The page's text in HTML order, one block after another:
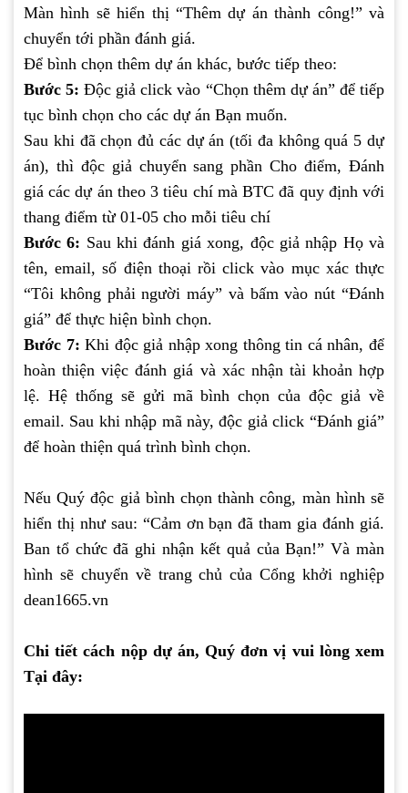
Màn hình sẽ hiển thị “Thêm dự án thành công!” và
chuyển tới phần đánh giá.
Để bình chọn thêm dự án khác, bước tiếp theo:
Bước 5:Độc giả click vào “Chọn thêm dự án” để tiếp
tục bình chọn cho các dự án Bạn muốn.
Sau khi đã chọn đủ các dự án (tối đa không quá 5 dự
án), thì độc giả chuyển sang phần Cho điểm, Đánh
giá các dự án theo 3 tiêu chí mà BTC đã quy định với
thang điểm từ 01-05 cho mỗi tiêu chí
Bước 6: Sau khi đánh giá xong, độc giả nhập Họ và
tên, email, số điện thoại rồi click vào mục xác thực
“Tôi không phải người máy” và bấm vào nút “Đánh
giá” để thực hiện bình chọn.
Bước 7:Khi độc giả nhập xong thông tin cá nhân, để
hoàn thiện việc đánh giá và xác nhận tài khoản hợp
lệ. Hệ thống sẽ gửi mã bình chọn của độc giả về
email. Sau khi nhập mã này, độc giả click “Đánh giá”
để hoàn thiện quá trình bình chọn.
Nếu Quý độc giả bình chọn thành công, màn hình sẽ
hiển thị như sau: “Cảm ơn bạn đã tham gia đánh giá.
Ban tổ chức đã ghi nhận kết quả của Bạn!” Và màn
hình sẽ chuyển về trang chủ của Cổng khởi nghiệp
dean1665.vn
Chi tiết cách nộp dự án, Quý đơn vị vui lòng xem
Tại đây: